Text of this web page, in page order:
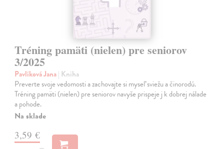
Tréning pamäti (nielen) pre seniorov
3/2025
Pavlíková Jana| Kniha
Preverte svoje vedomosti a zachovajte si myseľ sviežu a činorodú.
Tréning pamäti (nielen) pre seniorov navyše prispeje j k dobrej nálade
a pohode.
Na sklade
3,59 €